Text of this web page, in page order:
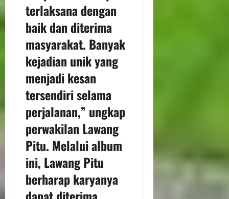
terlaksana dengan
baik dan diterima
masyarakat. Banyak
kejadian unik yang
menjadi kesan
tersendiri selama
perjalanan,” ungkap
perwakilan Lawang
Pitu. Melalui album
ini, Lawang Pitu
berharap karyanya